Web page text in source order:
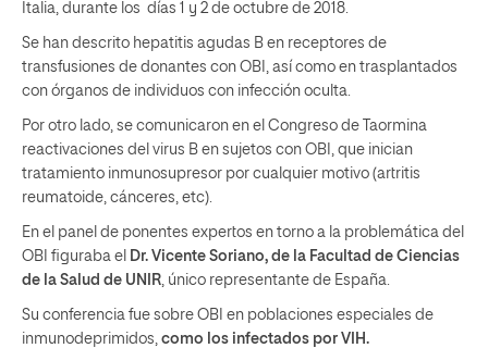
Italia, durante los días 1 y 2 de octubre de 2018.
Se han descrito hepatitis agudas B en receptores de
transfusiones de donantes con OBI, así como en trasplantados
con órganos de individuos con infección oculta.
Por otro lado, se comunicaron en el Congreso de Taormina
reactivaciones del virus B en sujetos con OBI, que inician
tratamiento inmunosupresor por cualquier motivo (artritis
reumatoide, cánceres, etc).
En el panel de ponentes expertos en torno a la problemática del
OBI figuraba el Dr. Vicente Soriano, de la Facultad de Ciencias
de la Salud de UNIR, único representante de España.
Su conferencia fue sobre OBI en poblaciones especiales de
inmunodeprimidos, como los infectados por VIH.